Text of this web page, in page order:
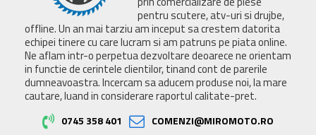
pentru scutere, atv-uri si drujbe,
offline. Un an mai tarziu am inceput sa crestem datorita
echipei tinere cu care lucram si am patruns pe piata online.
Ne aflam intr-o perpetua dezvoltare deoarece ne orientam
in functie de cerintele clientilor, tinand cont de parerile
dumneavoastra. Incercam sa aducem produse noi, la mare
cautare, luand in considerare raportul calitate-pret.
0745 358 401
COMENZI@MIROMOTO.RO